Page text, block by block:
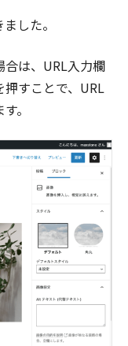
した。
合は、URL入力欄
すことで、URL
。